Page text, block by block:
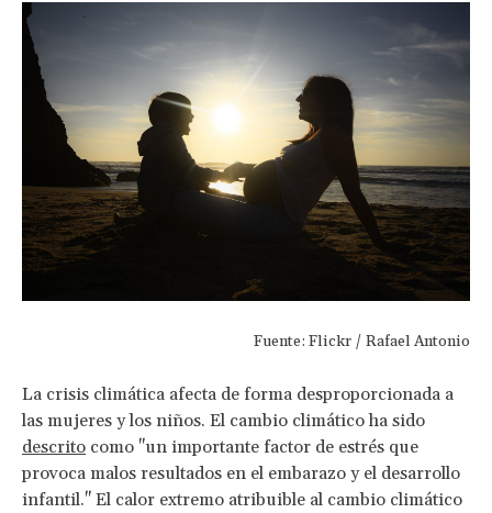
Fuente: Flickr / Rafael Antonio
La crisis climática afecta de forma desproporcionada a
las mujeres y los niños. El cambio climático ha sido
descrito como "un importante factor de estrés que
provoca malos resultados en el embarazo y el desarrollo
infantil." El calor extremo atribuible al cambio climático